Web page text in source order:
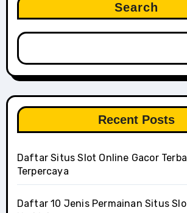
Search
Recent Posts
Daftar Situs Slot Online Gacor
Terpercaya
Daftar 10 Jenis Permainan Situs